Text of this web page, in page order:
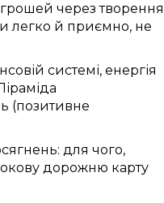
через творення
легко й приємно, не
системі, енергія
(позитивне
для чого,
дорожню карту